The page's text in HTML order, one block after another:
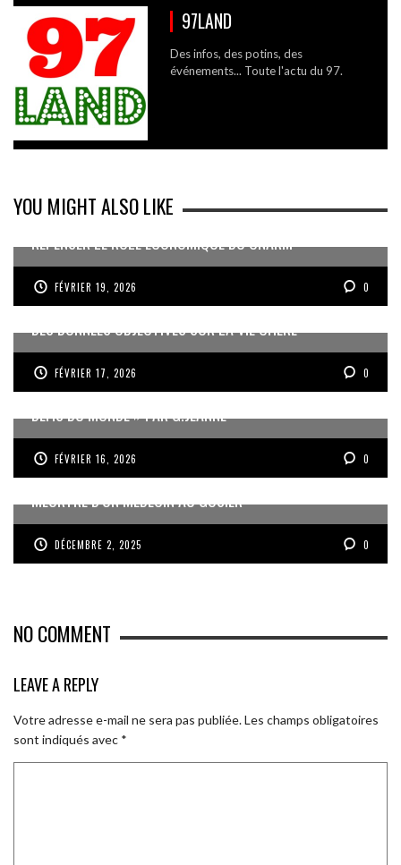
97LAND
Des infos, des potins, des
événements... Toute l'actu du 97.
YOU MIGHT ALSO LIKE
REPENSER LE RÔLE ÉCONOMIQUE DU CNARM
FÉVRIER 19, 2026 0
DES DONNÉES OBJECTIVES SUR LA VIE CHÈRE
FÉVRIER 17, 2026 0
« UN GOSIER FIER, FORT ET RESPONSABLE FACE AUX
DÉFIS DU MONDE » PAR G.JEANNE
FÉVRIER 16, 2026 0
MEURTRE D’UN MÉDECIN AU GOSIER
DÉCEMBRE 2, 2025 0
NO COMMENT
LEAVE A REPLY
Votre adresse e-mail ne sera pas publiée.Les champs obligatoires
sont indiqués avec *